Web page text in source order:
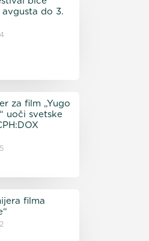
do 3.
za film „Yugo
uoči svetske
filma